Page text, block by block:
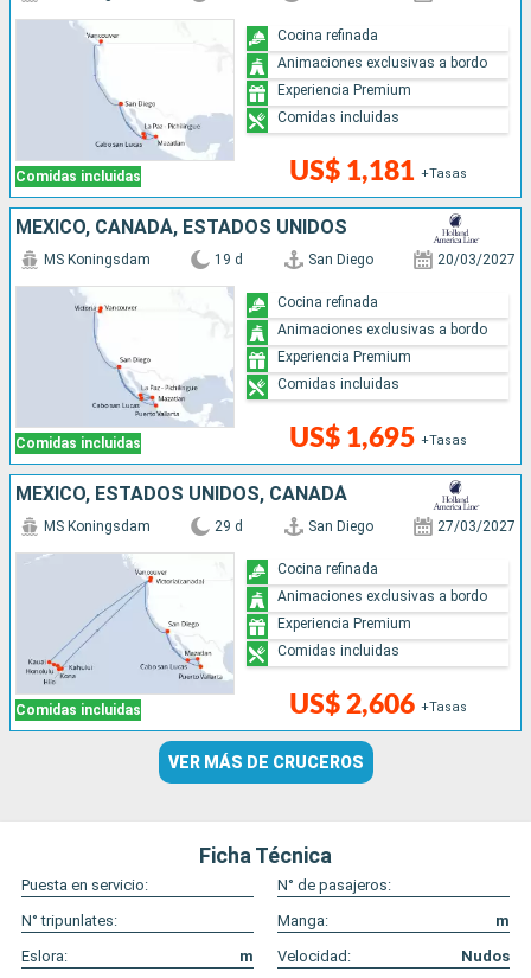
Comidas incluidas US$ 1,181 +Tasas
Cocina refinada
Animaciones exclusivas a bordo
Experiencia Premium
Comidas incluidas
MÉXICO, CANADÁ, ESTADOS UNIDOS
Comidas incluidas
MS Koningsdam 19 d San Diego 20/03/2027
US$ 1,695 +Tasas
Cocina refinada
Animaciones exclusivas a bordo
Experiencia Premium
Comidas incluidas
MÉXICO, ESTADOS UNIDOS, CANADÁ
Comidas incluidas
MS Koningsdam 29 d San Diego 27/03/2027
US$ 2,606 +Tasas
Cocina refinada
Animaciones exclusivas a bordo
Experiencia Premium
Comidas incluidas
VER MÁS DE CRUCEROS
Ficha Técnica
Puesta en servicio:
N° de pasajeros:
N° tripunlates:
Manga:
m
Eslora:
m Velocidad: Nudos